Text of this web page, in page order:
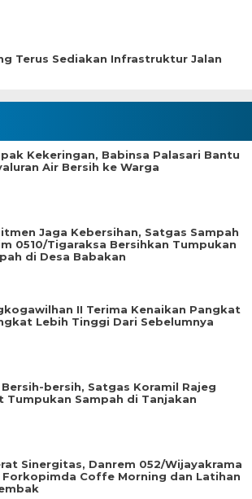
Terus Sediakan Infrastruktur Jalan
Kekeringan, Babinsa Palasari Bantu
Air Bersih ke Warga
Jaga Kebersihan, Satgas Sampah
0510/Tigaraksa Bersihkan Tumpukan
di Desa Babakan
II Terima Kenaikan Pangkat
Lebih Tinggi Dari Sebelumnya
bersih, Satgas Koramil Rajeg
Tumpukan Sampah di Tanjakan
Sinergitas, Danrem 052/Wijayakrama
Forkopimda Coffe Morning dan Latihan